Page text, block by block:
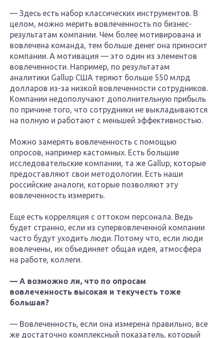
— Здесь есть набор классических инструментов. В
целом, можно мерить вовлеченность по бизнес-
результатам компании. Чем более мотивирована и
вовлечена команда, тем больше денег она приносит
компании. А мотивация — это один из элементов
вовлеченности. Например, по результатам
аналитики Gallup США теряют больше 550 млрд
долларов из-за низкой вовлеченности сотрудников.
Компании недополучают дополнительную прибыль
по причине того, что сотрудники не выкладываются
на полную и работают с меньшей эффективностью.
Можно замерять вовлеченность с помощью
опросов, например кастомных. Есть большие
исследовательские компании, та же Gallup, которые
предоставляют свои методологии. Есть наши
российские аналоги, которые позволяют эту
вовлеченность измерить.
Еще есть корреляция с оттоком персонала. Ведь
будет странно, если из супервовлеченной компании
часто будут уходить люди. Потому что, если люди
вовлечены, их объединяет общая идея, атмосфера
на работе, коллеги.
— А возможно ли, что по опросам
вовлеченность высокая и текучесть тоже
большая?
— Вовлеченность, если она измерена правильно, все
же достаточно комплексный показатель, который